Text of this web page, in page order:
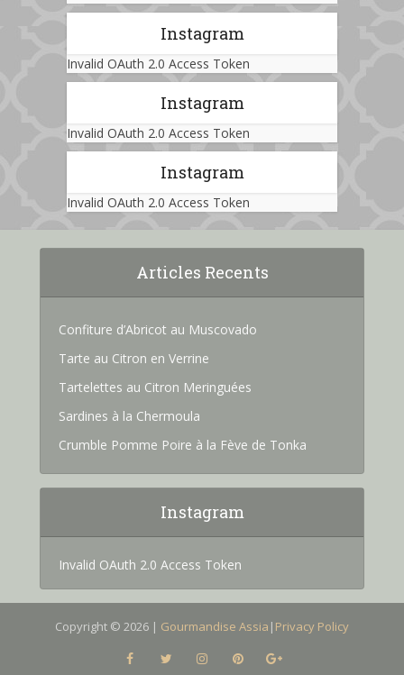
Instagram
Invalid OAuth 2.0 Access Token
Instagram
Invalid OAuth 2.0 Access Token
Instagram
Invalid OAuth 2.0 Access Token
Articles Recents
Confiture d’Abricot au Muscovado
Tarte au Citron en Verrine
Tartelettes au Citron Meringuées
Sardines à la Chermoula
Crumble Pomme Poire à la Fève de Tonka
Instagram
Invalid OAuth 2.0 Access Token
Copyright © 2026 | Gourmandise Assia | Privacy Policy